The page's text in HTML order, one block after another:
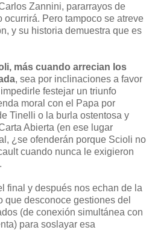
Zannini, pararrayos de
Pero tampoco se atreve
y su historia demuestra que es
más cuando arrecian los
, sea por inclinaciones a favor
festejar un triunfo
moral con el Papa por
Tinelli o la burla ostentosa y
Abierta (en ese lugar
¿se ofenderán porque Scioli no
cuando nunca le exigieron
final y después nos echan de la
que desconoce gestiones del
(de conexión simultánea con
para soslayar esa